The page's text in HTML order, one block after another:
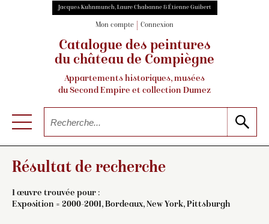
Jacques Kuhnmunch, Laure Chabanne & Étienne Guibert
Mon compte Connexion
Catalogue des peintures
du château de Compiègne
Appartements historiques, musées
du Second Empire et collection Dumez
Résultat de recherche
1 œuvre trouvée pour :
Exposition = 2000-2001, Bordeaux, New York, Pittsburgh